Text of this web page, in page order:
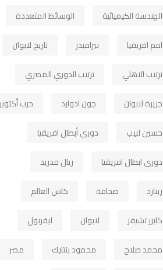
الهندسة الكيميائية
الوسائط المتعددة
امم افريقيا
بيراميدز
تاريخ لابوان
ترتيب الاهلي
ترتيب الدوري المصري
جزيرة لابوان
جون ادوارد
حرب أكتوبر
حسين لبيب
دوري أبطال افريقيا
دوري ابطال افريقيا
ريال مدريد
رينارد
صحافة
كاس العالم
كايزر تشيفز
لابوان
ليفربول
محمد صلاح
محمود بنتايك
مصر